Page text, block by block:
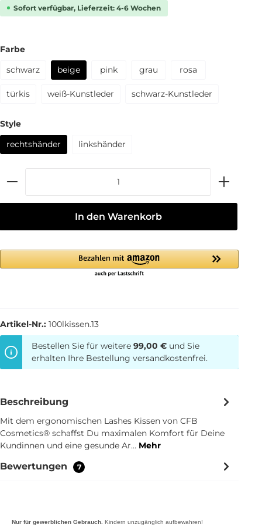
Sofort verfügbar, Lieferzeit: 4-6 Wochen
Farbe
schwarz
beige pink grau rosa
türkis weiß-Kunstleder schwarz-Kunstleder
Style
rechtshänder
linkshänder
In den Warenkorb
Artikel-Nr.: 100lkissen.13
Bestellen Sie für weitere 99,00 € und Sie
erhalten Ihre Bestellung versandkostenfrei.
Beschreibung
Mit dem ergonomischen Lashes Kissen von CFB
Cosmetics® schaffst Du maximalen Komfort für Deine
Kundinnen und eine gesunde Ar… Mehr
Bewertungen 7
Nur für gewerblichen Gebrauch. Kindern unzugänglich aufbewahren!